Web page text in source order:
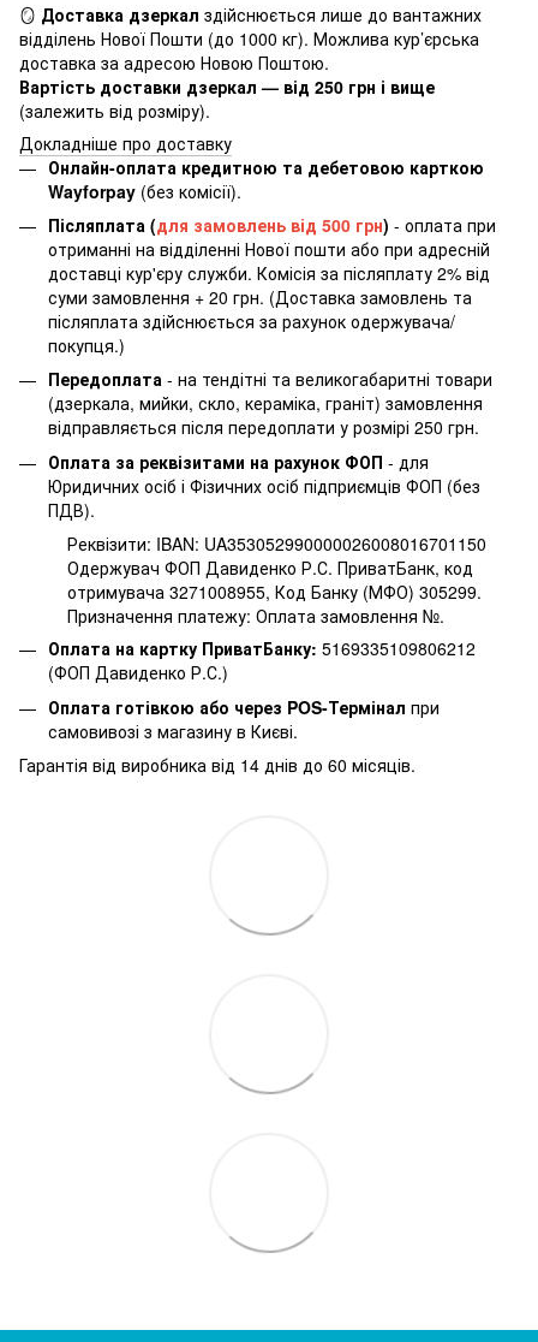
🪞 Доставка дзеркал здійснюється лише до вантажних
відділень Нової Пошти (до 1000 кг). Можлива кур’єрська
доставка за адресою Новою Поштою.
Вартість доставки дзеркал — від 250 грн і вище
(залежить від розміру).
Докладніше про доставку
Онлайн-оплата кредитною та дебетовою карткою
Wayforpay (без комісії).
Післяплата (для замовлень від 500 грн) - оплата при
отриманні на відділенні Нової пошти або при адресній
доставці кур'єру служби. Комісія за післяплату 2% від
суми замовлення + 20 грн. (Доставка замовлень та
післяплата здійснюється за рахунок одержувача/
покупця.)
Передоплата - на тендітні та великогабаритні товари
(дзеркала, мийки, скло, кераміка, граніт) замовлення
відправляється після передоплати у розмірі 250 грн.
Оплата за реквізитами на рахунок ФОП - для
Юридичних осіб і Фізичних осіб підприємців ФОП (без
ПДВ).
Реквізити: IBAN: UA353052990000026008016701150
Одержувач ФОП Давиденко Р.С. ПриватБанк, код
отримувача 3271008955, Код Банку (МФО) 305299.
Призначення платежу: Оплата замовлення №.
Оплата на картку ПриватБанку: 5169335109806212
(ФОП Давиденко Р.С.)
Оплата готівкою або через POS-Термінал при
самовивозі з магазину в Києві.
Гарантія від виробника від 14 днів до 60 місяців.